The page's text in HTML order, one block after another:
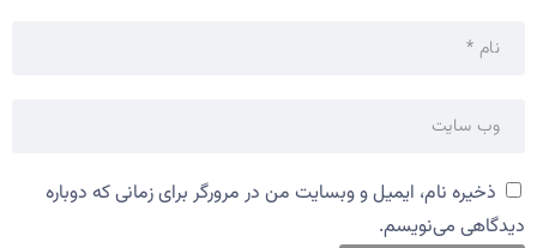
ذخیره نام، ایمیل و وبسایت من در مرورگر برای زمانی که دوباره
دیدگاهی می‌نویسم.